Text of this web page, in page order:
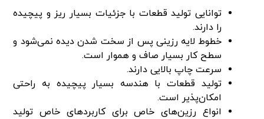
توانایی تولید قطعات با جزئیات بسیار ریز و پیچیده
را دارند.
خطوط لایه رزینی پس از سخت شدن دیده نمی‌شود و
سطح کار بسیار صاف و هموار است.
سرعت چاپ بالایی دارند.
تولید قطعات با هندسه بسیار پیچیده به راحتی
امکان‌پذیر است.
انواع رزین‌های خاص برای کاربردهای خاص تولید